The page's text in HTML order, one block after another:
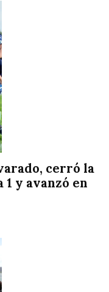
cerró la
1 y avanzó en